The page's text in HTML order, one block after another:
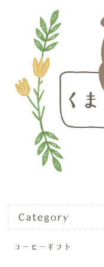
Category
コーヒーギフト